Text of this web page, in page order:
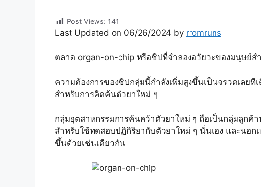
Post Views: 141
Last Updated on 06/26/2024 by rromruns
ตลาด organ-on-chip หรือชิปที่จำลองอวัยวะของมนุษย์ส
ความต้องการของชิปกลุ่มนี้กำลังเพิ่มสูงขึ้นเป็นจรวดเลย
สำหรับการคิดค้นตัวยาใหม่ ๆ
กลุ่มอุตสาหกรรมการค้นคว้าตัวยาใหม่ ๆ ถือเป็นกลุ่มลูกค้
สำหรับใช้ทดสอบปฏิกิริยากับตัวยาใหม่ ๆ นั่นเอง และนอ
ขึ้นด้วยเช่นเดียวกัน